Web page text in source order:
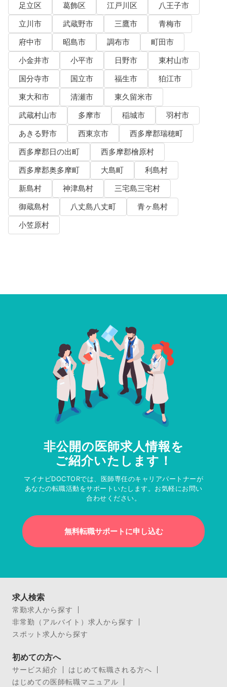
足立区
葛飾区 江戸川区
八王子市
立川市
武蔵野市 三鷹市
青梅市
府中市
昭島市 調布市
町田市
小金井市
小平市 日野市
東村山市
国分寺市
国立市 福生市
狛江市
東大和市
清瀬市
東久留米市
武蔵村山市
多摩市 稲城市
羽村市
あきる野市
西東京市
西多摩郡瑞穂町
西多摩郡日の出町
西多摩郡檜原村
西多摩郡奥多摩町
大島町
利島村
新島村
神津島村
三宅島三宅村
御蔵島村
八丈島八丈町
青ヶ島村
小笠原村
非公開の医師求人情報を
ご紹介いたします！
マイナビDOCTORでは、医師専任のキャリアパートナーが
あなたの転職活動をサポートいたします。お気軽にお問い
合わせください。
無料転職サポートに申し込む
求人検索
常勤求人から探す
非常勤（アルバイト）求人から探す
スポット求人から探す
初めての方へ
サービス紹介
はじめて転職される方へ
はじめての医師転職マニュアル